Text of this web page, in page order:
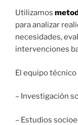
Utilizamos
para analizar
necesidades,
intervenciones
El equipo técnico
– Investigación
– Estudios